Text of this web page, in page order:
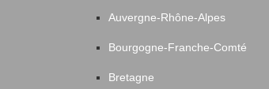
Auvergne-Rhône-Alpes
Bourgogne-Franche-Comté
Bretagne